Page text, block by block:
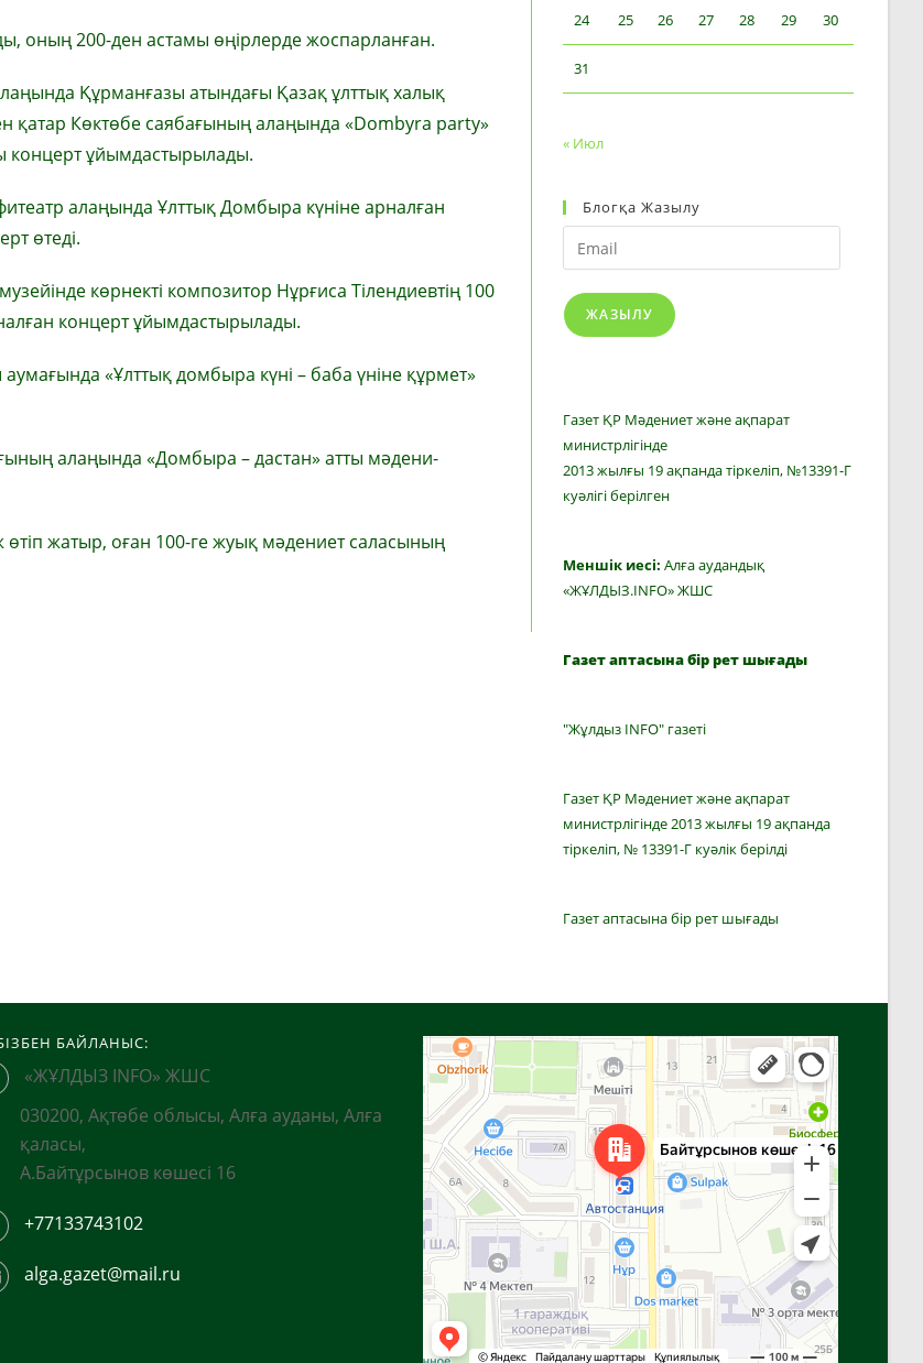
оның 200-ден астамы өңірлерде жоспарланған.
Құрманғазы атындағы Қазақ ұлттық халық
қатар Көктөбе саябағының алаңында «Dombyra party»
концерт ұйымдастырылады.
алаңында Ұлттық Домбыра күніне арналған
өтеді.
көрнекті композитор Нұрғиса Тілендиевтің 100
концерт ұйымдастырылады.
«Ұлттық домбыра күні – баба үніне құрмет»
алаңында «Домбыра – дастан» атты мәдени-
жатыр, оған 100-ге жуық мәдениет саласының
24 25 26 27 28 29 30
31
« Июл
Блогқа Жазылу
Email
ЖАЗЫЛУ
Газет ҚР Мәдениет және ақпарат
министрлігінде
2013 жылғы 19 ақпанда тіркеліп, №13391-Г
куәлігі берілген
Меншік иесі: Алға аудандық
«ЖҰЛДЫЗ.INFO» ЖШС
Газет аптасына бір рет шығады
"Жұлдыз INFO" газеті
Газет ҚР Мәдениет және ақпарат
министрлігінде 2013 жылғы 19 ақпанда
тіркеліп, № 13391-Г куәлік берілді
Газет аптасына бір рет шығады
БАЙЛАНЫС:
«ЖҰЛДЫЗ INFO» ЖШС
030200, Ақтөбе облысы, Алға ауданы, Алға
қаласы,
А.Байтұрсынов көшесі 16
+77133743102
alga.gazet@mail.ru
Алға
Яндекс Карталар — көлік, навигация, орындарды іздеу